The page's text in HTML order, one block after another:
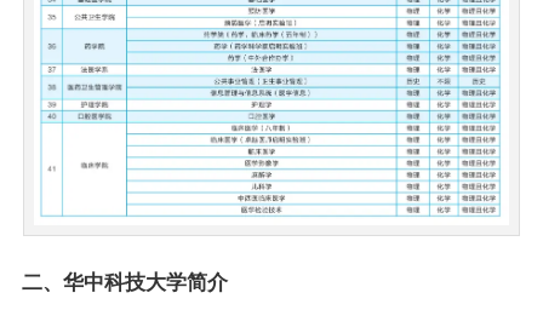
二、华中科技大学简介